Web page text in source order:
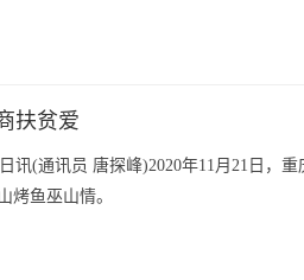
扶贫爱
讯(通讯员 唐探峰)2020年11月21日，
烤鱼巫山情。